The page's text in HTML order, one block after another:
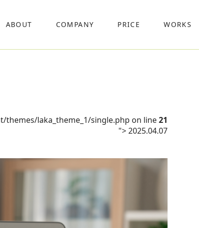
ABOUT COMPANY PRICE WORKS
laka_theme_1/single.php on line21
">2025.04.07